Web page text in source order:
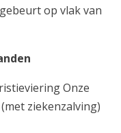
op vlak van
Onze
ziekenzalving)